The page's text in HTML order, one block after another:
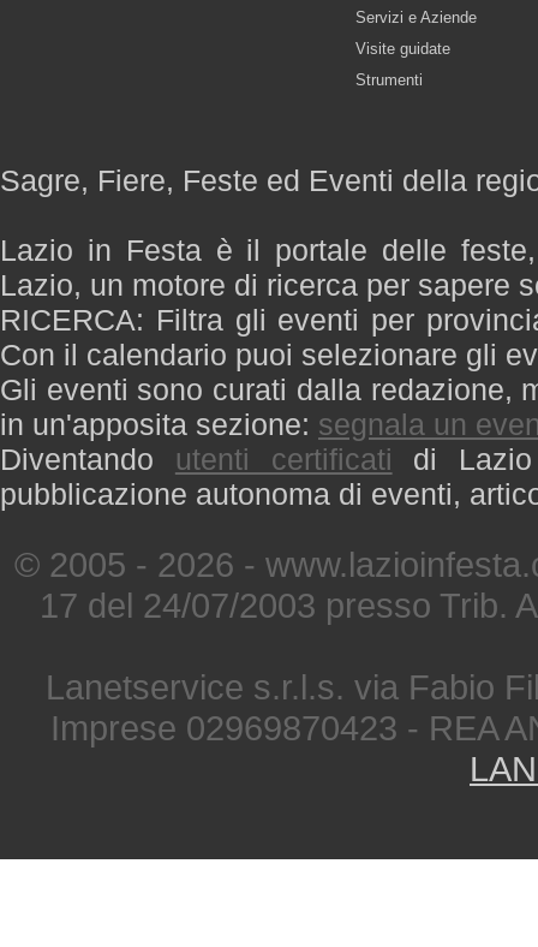
Servizi e Aziende
Visite guidate
Strumenti
Sagre, Fiere, Feste ed Eventi della
Lazio in Festa è il portale delle
Lazio, un motore di ricerca per sapere
RICERCA: Filtra gli eventi per
Con il calendario puoi selezionare gli
Gli eventi sono curati dalla redazione,
in un'apposita sezione: segnala un
Diventando utenti certificati di
pubblicazione autonoma di eventi,
© 2005 - 2026 -
17 del 24/07/2003 presso Trib.
Lanetservice s.r.l.s. via Fabio
Imprese 02969870423 - REA